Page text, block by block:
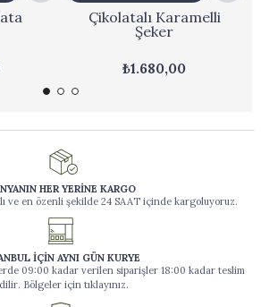
Çikolatalı Karamelli
Şeker
₺1.680,00
HER YERİNE KARGO
ve en özenli şekilde 24 SAAT içinde kargoluyoruz.
İÇİN AYNI GÜN KURYE
09:00 kadar verilen siparişler 18:00 kadar teslim
Bölgeler için tıklayınız.